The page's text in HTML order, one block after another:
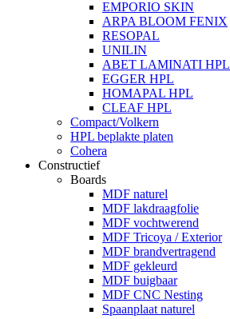
EMPORIO SKIN
ARPA BLOOM FENIX
RESOPAL
UNILIN
ABET LAMINATI HPL
EGGER HPL
HOMAPAL HPL
CLEAF HPL
Compact/Volkern
HPL beplakte platen
Cohera
Constructief
Boards
MDF naturel
MDF lakdraagfolie
MDF vochtwerend
MDF Tricoya / Exterior
MDF brandvertragend
MDF gekleurd
MDF buigbaar
MDF CNC Nesting
Spaanplaat naturel